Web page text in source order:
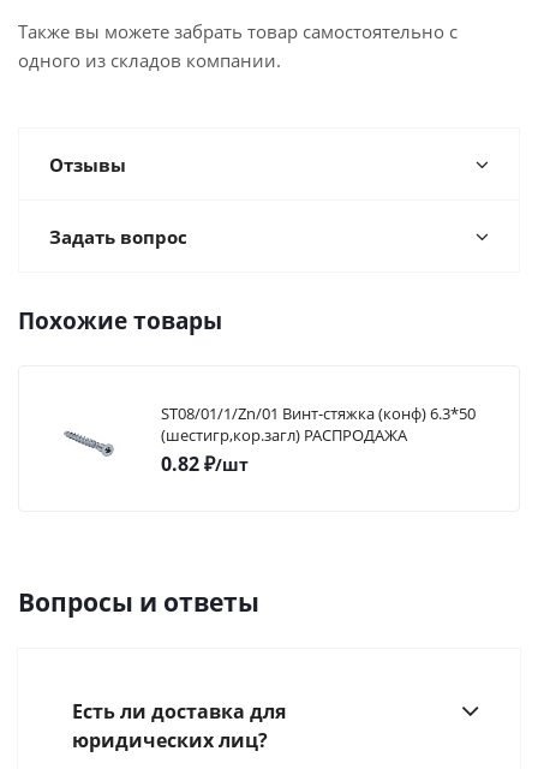
Также вы можете забрать товар самостоятельно с
одного из складов компании.
Отзывы
Задать вопрос
Похожие товары
ST08/01/1/Zn/01 Винт-стяжка (конф) 6.3*50
(шестигр,кор.загл) РАСПРОДАЖА
0.82₽/шт
Вопросы и ответы
Есть ли доставка для
юридических лиц?